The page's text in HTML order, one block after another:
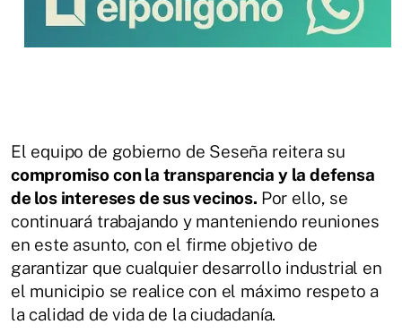
El equipo de gobierno de Seseña reitera su
compromiso con la transparencia y la defensa
de los intereses de sus vecinos. Por ello, se
continuará trabajando y manteniendo reuniones
en este asunto, con el firme objetivo de
garantizar que cualquier desarrollo industrial en
el municipio se realice con el máximo respeto a
la calidad de vida de la ciudadanía.